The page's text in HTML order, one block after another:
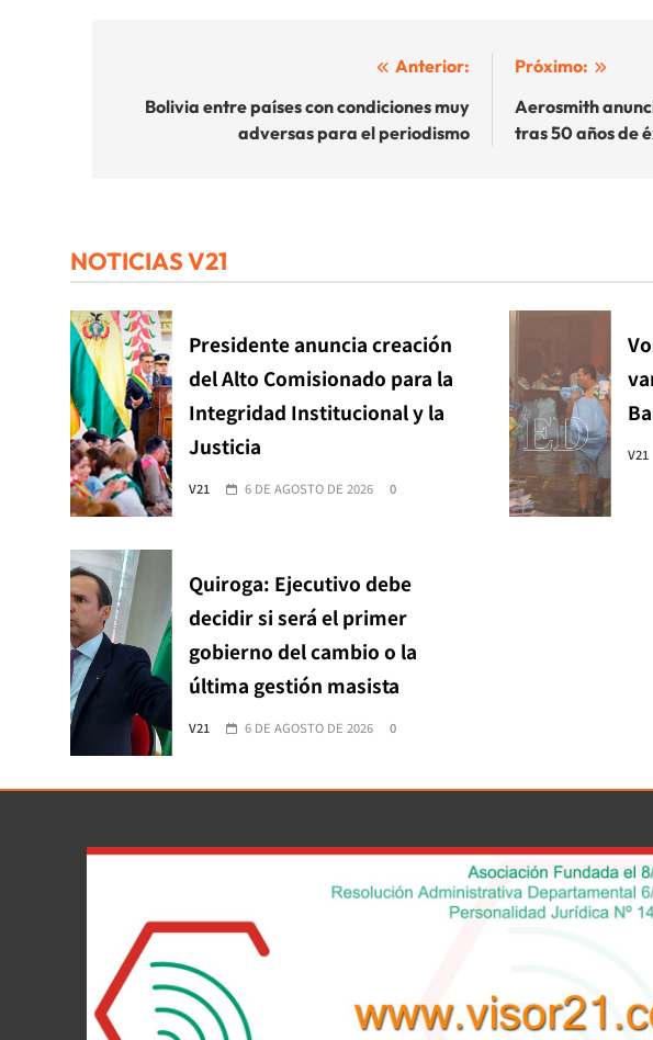
Anterior:
Bolivia entre países con condiciones muy
adversas para el periodismo
Próximo:
Aerosmith
tras 50 años de
NOTICIAS V21
Presidente anuncia creación
del Alto Comisionado para la
Integridad Institucional y la
Justicia
V21 6 DE AGOSTO DE 2026 0
V21
Quiroga: Ejecutivo debe
decidir si será el primer
gobierno del cambio o la
última gestión masista
V21 6 DE AGOSTO DE 2026 0